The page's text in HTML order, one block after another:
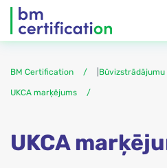
BM Certification
UKCA marķējums
UKCA